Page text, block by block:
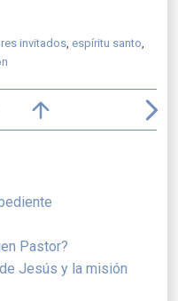
invitados, espíritu santo,
arrow_upward arrow_forward_ios
Pastor?
Jesús y la misión